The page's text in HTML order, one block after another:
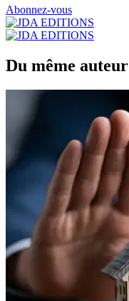
Abonnez-vous
Du même auteur